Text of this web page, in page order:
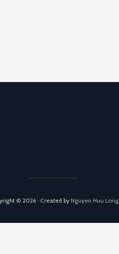
© 2026 · Created by Nguyen Huu Long